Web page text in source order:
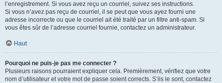
l’enregistrement. Si vous avez reçu un courriel, suivez ses instructions.
Si vous n’avez pas reçu de courriel, il se peut que vous ayez fourni une
adresse incorrecte ou que le courriel ait été traité par un filtre anti-spam. Si
vous êtes sûr de l’adresse courriel fournie, contactez un administrateur.
Haut
Pourquoi ne puis-je pas me connecter ?
Plusieurs raisons pourraient expliquer cela. Premièrement, vérifiez que votre
nom d’utilisateur et votre mot de passe soient corrects. S’ils le sont, contactez